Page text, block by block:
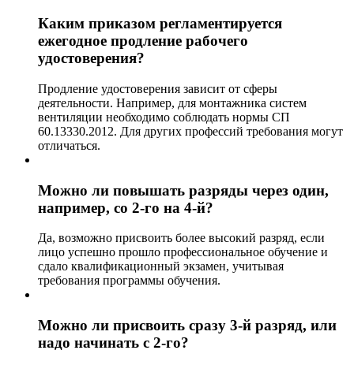
Каким приказом регламентируется
ежегодное продление рабочего
удостоверения?
Продление удостоверения зависит от сферы
деятельности. Например, для монтажника систем
вентиляции необходимо соблюдать нормы СП
60.13330.2012. Для других профессий требования могут
отличаться.
Можно ли повышать разряды через один,
например, со 2-го на 4-й?
Да, возможно присвоить более высокий разряд, если
лицо успешно прошло профессиональное обучение и
сдало квалификационный экзамен, учитывая
требования программы обучения.
Можно ли присвоить сразу 3-й разряд, или
надо начинать с 2-го?